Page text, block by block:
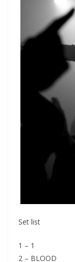
Set list
1 – 1
2 – BLOOD